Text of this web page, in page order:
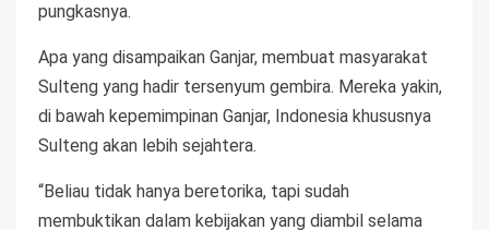
pungkasnya.
Apa yang disampaikan Ganjar, membuat masyarakat
Sulteng yang hadir tersenyum gembira. Mereka yakin,
di bawah kepemimpinan Ganjar, Indonesia khususnya
Sulteng akan lebih sejahtera.
“Beliau tidak hanya beretorika, tapi sudah
membuktikan dalam kebijakan yang diambil selama